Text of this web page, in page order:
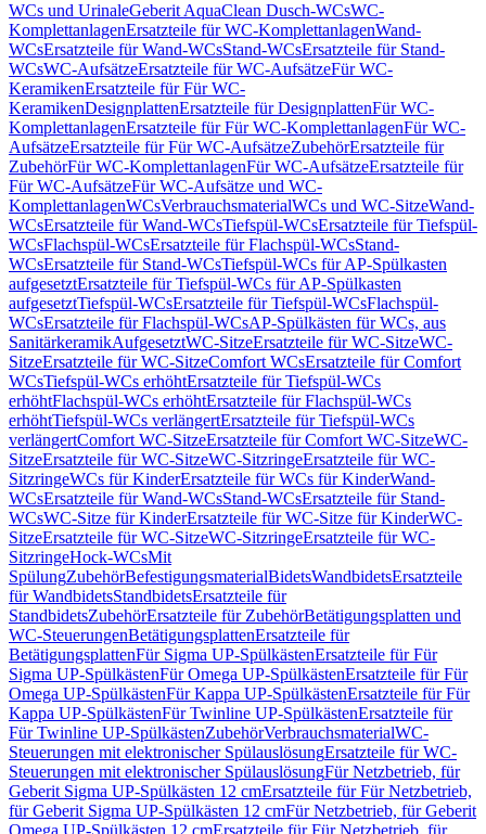
WCs und UrinaleGeberit AquaClean Dusch-WCsWC-
KomplettanlagenErsatzteile für WC-KomplettanlagenWand-
WCsErsatzteile für Wand-WCsStand-WCsErsatzteile für Stand-
WCsWC-AufsätzeErsatzteile für WC-AufsätzeFür WC-
KeramikenErsatzteile für Für WC-
KeramikenDesignplattenErsatzteile für DesignplattenFür WC-
KomplettanlagenErsatzteile für Für WC-KomplettanlagenFür WC-
AufsätzeErsatzteile für Für WC-AufsätzeZubehörErsatzteile für
ZubehörFür WC-KomplettanlagenFür WC-AufsätzeErsatzteile für
Für WC-AufsätzeFür WC-Aufsätze und WC-
KomplettanlagenWCsVerbrauchsmaterialWCs und WC-SitzeWand-
WCsErsatzteile für Wand-WCsTiefspül-WCsErsatzteile für Tiefspül-
WCsFlachspül-WCsErsatzteile für Flachspül-WCsStand-
WCsErsatzteile für Stand-WCsTiefspül-WCs für AP-Spülkasten
aufgesetztErsatzteile für Tiefspül-WCs für AP-Spülkasten
aufgesetztTiefspül-WCsErsatzteile für Tiefspül-WCsFlachspül-
WCsErsatzteile für Flachspül-WCsAP-Spülkästen für WCs, aus
SanitärkeramikAufgesetztWC-SitzeErsatzteile für WC-SitzeWC-
SitzeErsatzteile für WC-SitzeComfort WCsErsatzteile für Comfort
WCsTiefspül-WCs erhöhtErsatzteile für Tiefspül-WCs
erhöhtFlachspül-WCs erhöhtErsatzteile für Flachspül-WCs
erhöhtTiefspül-WCs verlängertErsatzteile für Tiefspül-WCs
verlängertComfort WC-SitzeErsatzteile für Comfort WC-SitzeWC-
SitzeErsatzteile für WC-SitzeWC-SitzringeErsatzteile für WC-
SitzringeWCs für KinderErsatzteile für WCs für KinderWand-
WCsErsatzteile für Wand-WCsStand-WCsErsatzteile für Stand-
WCsWC-Sitze für KinderErsatzteile für WC-Sitze für KinderWC-
SitzeErsatzteile für WC-SitzeWC-SitzringeErsatzteile für WC-
SitzringeHock-WCsMit
SpülungZubehörBefestigungsmaterialBidetsWandbidetsErsatzteile
für WandbidetsStandbidetsErsatzteile für
StandbidetsZubehörErsatzteile für ZubehörBetätigungsplatten und
WC-SteuerungenBetätigungsplattenErsatzteile für
BetätigungsplattenFür Sigma UP-SpülkästenErsatzteile für Für
Sigma UP-SpülkästenFür Omega UP-SpülkästenErsatzteile für Für
Omega UP-SpülkästenFür Kappa UP-SpülkästenErsatzteile für Für
Kappa UP-SpülkästenFür Twinline UP-SpülkästenErsatzteile für
Für Twinline UP-SpülkästenZubehörVerbrauchsmaterialWC-
Steuerungen mit elektronischer SpülauslösungErsatzteile für WC-
Steuerungen mit elektronischer SpülauslösungFür Netzbetrieb, für
Geberit Sigma UP-Spülkästen 12 cmErsatzteile für Für Netzbetrieb,
für Geberit Sigma UP-Spülkästen 12 cmFür Netzbetrieb, für Geberit
Omega UP-Spülkästen 12 cmErsatzteile für Für Netzbetrieb, für